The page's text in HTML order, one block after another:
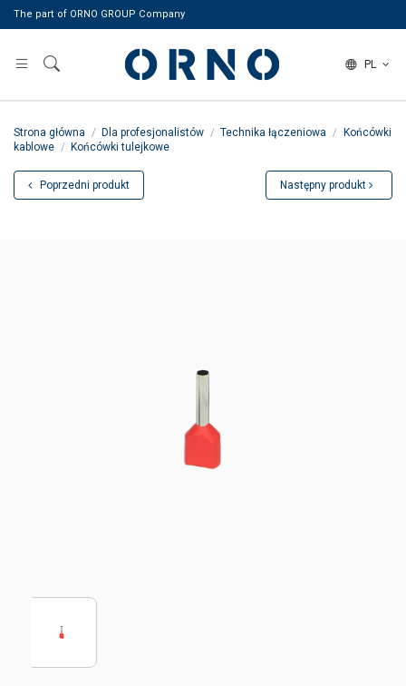
The part of ORNO GROUP Company
PL
Strona główna Dla profesjonalistów Technika łączeniowa
Końcówki
kablowe
Końcówki tulejkowe
Poprzedni produkt Następny produkt